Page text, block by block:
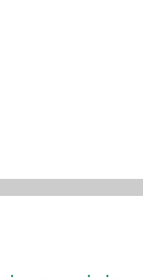
Fleming